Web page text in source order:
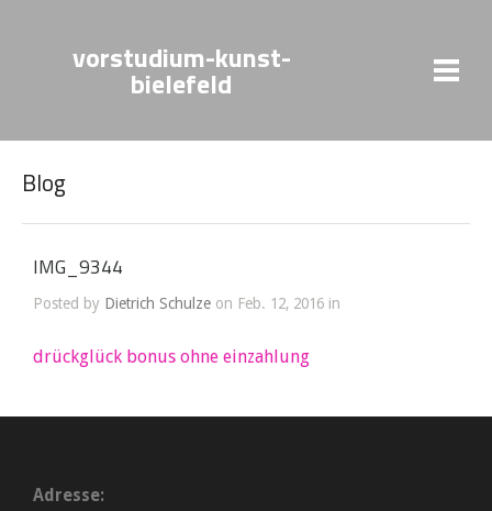
vorstudium-kunst-
bielefeld
Blog
IMG_9344
Posted by Dietrich Schulze on Feb. 12, 2016 in
drückglück bonus ohne einzahlung
Adresse: